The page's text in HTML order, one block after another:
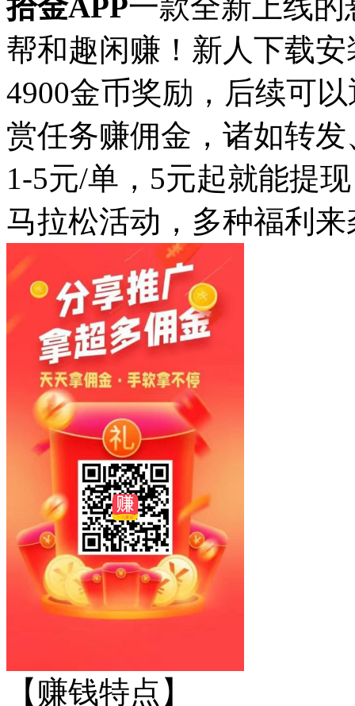
帮和趣闲赚！新人下载
4900金币奖励，后续可
赏任务赚佣金，诸如转
1-5元/单，5元起就能提
马拉松活动，多种福利
【赚钱特点】